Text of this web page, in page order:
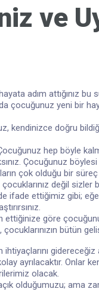
ve
adım attığınız
çocuğunuz yeni bir
doğru
hep böyle
Çocuğunuz
çok olduğu bir süreç
değil
ifade ettiğimiz gibi;
ettiğinize göre
çocuklarınızın bütün
ihtiyaçlarını
ayrılacaktır. Onlar
olacak.
olduğumuzu; ama